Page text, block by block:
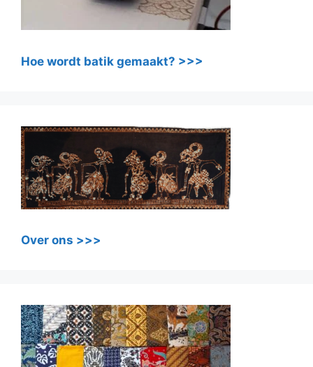
Hoe wordt batik gemaakt? >>>
Over ons >>>